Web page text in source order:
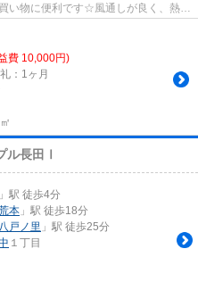
い物に便利です☆風通しが良く、熱が
費 10,000円)
：1ヶ月
ル長田Ⅰ
」駅 徒歩4分
本 」駅 徒歩18分
八戸ノ里 」駅 徒歩25分
１丁目